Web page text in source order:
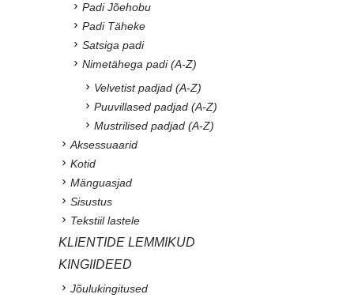
Padi Jõehobu
Padi Täheke
Satsiga padi
Nimetähega padi (A-Z)
Velvetist padjad (A-Z)
Puuvillased padjad (A-Z)
Mustrilised padjad (A-Z)
Aksessuaarid
Kotid
Mänguasjad
Sisustus
Tekstiil lastele
KLIENTIDE LEMMIKUD
KINGIIDEED
Jõulukingitused